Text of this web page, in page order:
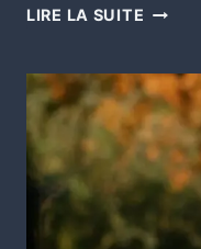
LIRE LA SUITE